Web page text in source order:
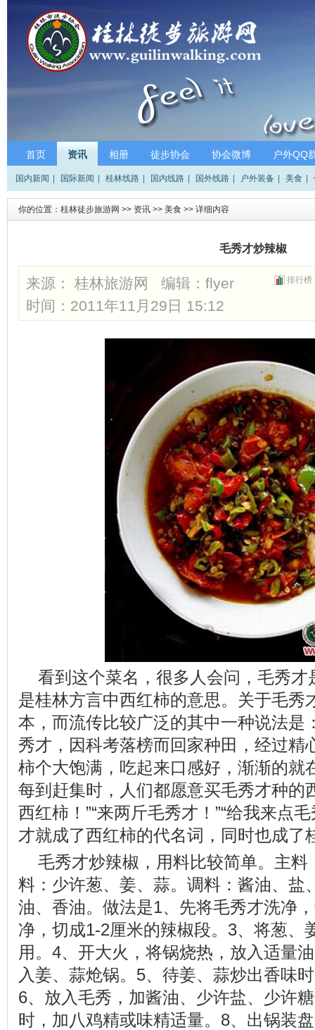
首页 资讯 相册 徒步协会 协会微博 户外QQ
国内新闻 国际新闻 桂林线路 国内线路 国外线路 户外装备 美食
你的位置： 桂林徒步旅游网 >> 资讯 >> 美食 >> 详细内容
毛秀才炒辣椒
排行榜
来源： 桂林旅游网 编辑： flyer
时间：2011年11月29日 15:12
看到这个菜名，很多人会问，毛秀
是桂林方言中西红柿的意思。关于毛秀
本，而流传比较广泛的其中一种说法是
秀才，因科考落榜而回家种田，经过精
柿个大饱满，吃起来口感好，渐渐的就
每到赶集时，人们都愿意买毛秀才种的
西红柿！”“来两斤毛秀才！”“给我来点
才就成了西红柿的代名词，同时也成了
毛秀才炒辣椒，用料比较简单。主料
料：少许葱、姜、蒜。调料：酱油、盐
油、香油。做法是1、先将毛秀才洗净
净，切成1-2厘米的辣椒段。3、将葱、
用。4、开大火，将锅烧热，放入适量
入姜、蒜炝锅。5、待姜、蒜炒出香味
6、放入毛秀，加酱油、少许盐、少许
时，加八鸡精或味精适量。8、出锅装